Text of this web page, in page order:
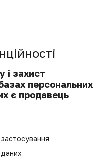
і захист
персональних
є продавець